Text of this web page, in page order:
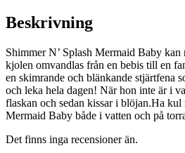
Beskrivning
Shimmer N’ Splash Mermaid Baby kan
kjolen omvandlas från en bebis till en
en skimrande och blänkande stjärtfena
och leka hela dagen! När hon inte är i
flaskan och sedan kissar i blöjan.Ha kul
Mermaid Baby både i vatten och på
Det finns inga recensioner än.